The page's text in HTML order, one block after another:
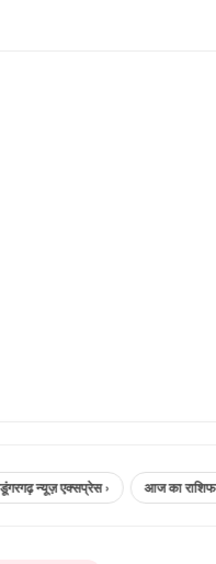
एक्सप्रेस › आज का राशिफल ›